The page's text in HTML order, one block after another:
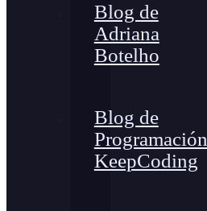
Blog de
Adriana
Botelho
Blog de
Programación
KeepCoding